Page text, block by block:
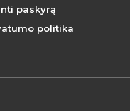
paskyrą
politika